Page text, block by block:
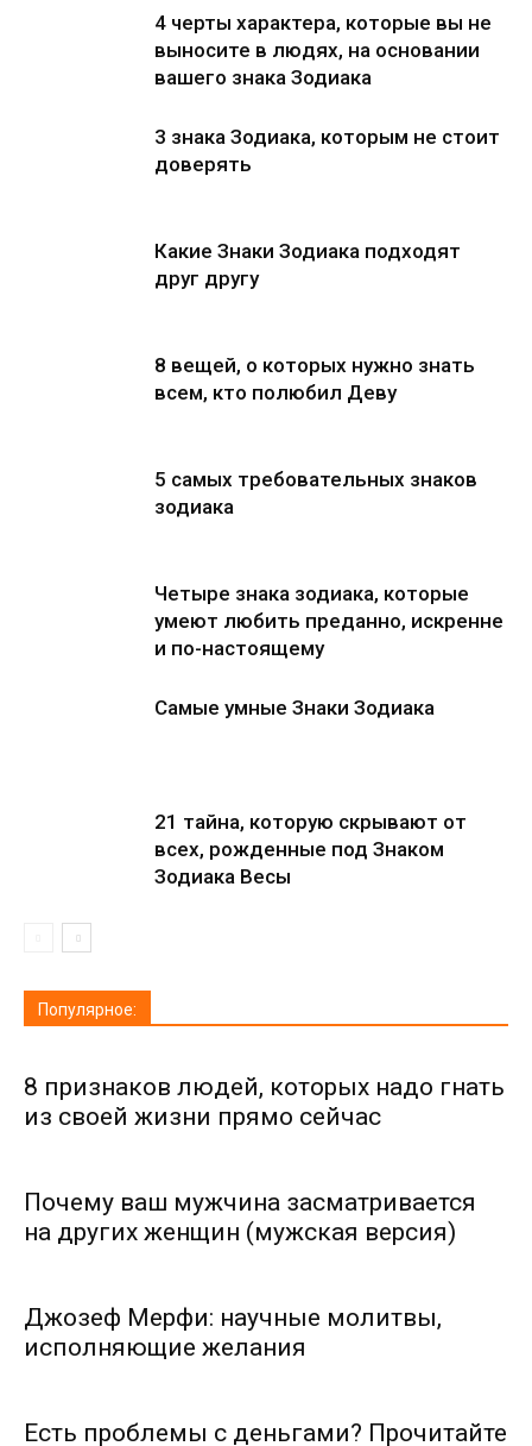
4 черты характера, которые вы не
выносите в людях, на основании
вашего знака Зодиака
3 знака Зодиака, которым не стоит
доверять
Какие Знаки Зодиака подходят
друг другу
8 вещей, о которых нужно знать
всем, кто полюбил Деву
5 самых требовательных знаков
зодиака
Четыре знака зодиака, которые
умеют любить преданно, искренне
и по-настоящему
Самые умные Знаки Зодиака
21 тайна, которую скрывают от
всех, рожденные под Знаком
Зодиака Весы
Популярное:
8 признаков людей, которых надо гнать
из своей жизни прямо сейчас
Почему ваш мужчина засматривается
на других женщин (мужская версия)
Джозеф Мерфи: научные молитвы,
исполняющие желания
Есть проблемы с деньгами? Прочитайте